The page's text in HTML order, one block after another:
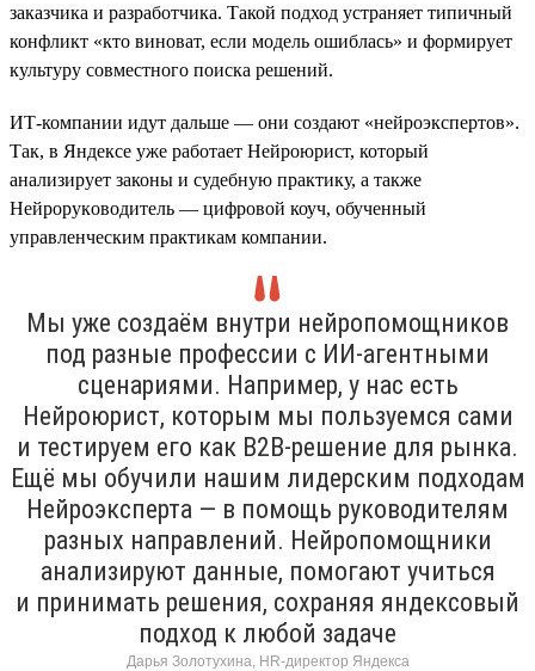
заказчика и разработчика. Такой подход устраняет типичный
конфликт «кто виноват, если модель ошиблась» и формирует
культуру совместного поиска решений.
ИТ-компании идут дальше — они создают «нейроэкспертов».
Так, в Яндексе уже работает Нейроюрист, который
анализирует законы и судебную практику, а также
Нейрорукoводитель — цифровой коуч, обученный
управленческим практикам компании.
Мы уже создаём внутри нейропомощников
под разные профессии с ИИ-агентными
сценариями. Например, у нас есть
Нейроюрист, которым мы пользуемся сами
и тестируем его как B2B-решение для рынка.
Ещё мы обучили нашим лидерским подходам
Нейроэксперта — в помощь руководителям
разных направлений. Нейропомощники
анализируют данные, помогают учиться
и принимать решения, сохраняя яндексовый
подход к любой задаче
Дарья Золотухина, HR-директор Яндекса